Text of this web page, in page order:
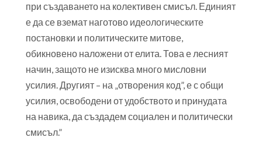
при създаването на колективен смисъл. Единият
е да се вземат наготово идеологическите
постановки и политическите митове,
обикновено наложени от елита. Това е лесният
начин, защото не изисква много мисловни
усилия. Другият – на „отворения код”, е с общи
усилия, освободени от удобството и принудата
на навика, да създадем социален и политически
смисъл.”